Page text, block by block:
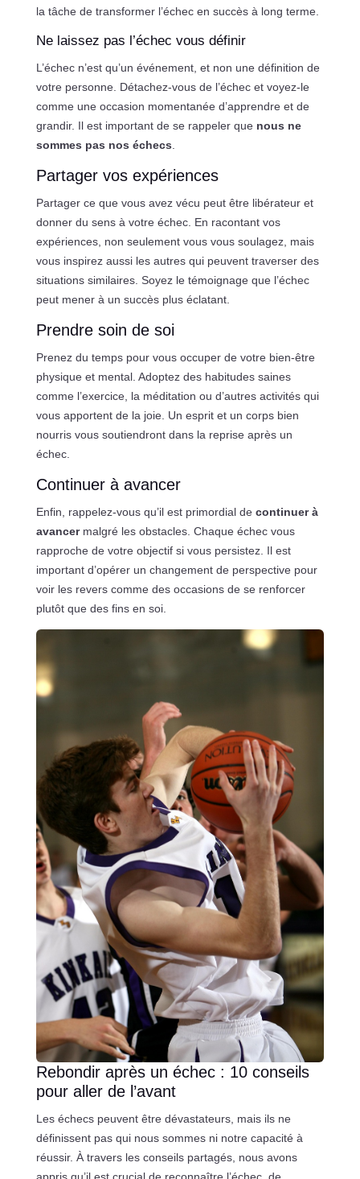
la tâche de transformer l’échec en succès à long terme.
Ne laissez pas l’échec vous définir
L’échec n’est qu’un événement, et non une définition de
votre personne. Détachez-vous de l’échec et voyez-le
comme une occasion momentanée d’apprendre et de
grandir. Il est important de se rappeler que nous ne
sommes pas nos échecs.
Partager vos expériences
Partager ce que vous avez vécu peut être libérateur et
donner du sens à votre échec. En racontant vos
expériences, non seulement vous vous soulagez, mais
vous inspirez aussi les autres qui peuvent traverser des
situations similaires. Soyez le témoignage que l’échec
peut mener à un succès plus éclatant.
Prendre soin de soi
Prenez du temps pour vous occuper de votre bien-être
physique et mental. Adoptez des habitudes saines
comme l’exercice, la méditation ou d’autres activités qui
vous apportent de la joie. Un esprit et un corps bien
nourris vous soutiendront dans la reprise après un
échec.
Continuer à avancer
Enfin, rappelez-vous qu’il est primordial de continuer à
avancermalgré les obstacles. Chaque échec vous
rapproche de votre objectif si vous persistez. Il est
important d’opérer un changement de perspective pour
voir les revers comme des occasions de se renforcer
plutôt que des fins en soi.
Rebondir après un échec : 10 conseils
pour aller de l’avant
Les échecs peuvent être dévastateurs, mais ils ne
définissent pas qui nous sommes ni notre capacité à
réussir. À travers les conseils partagés, nous avons